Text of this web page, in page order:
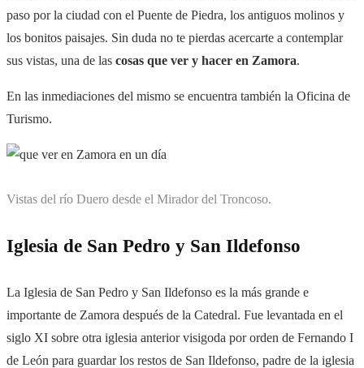
paso por la ciudad con el Puente de Piedra, los antiguos molinos y
los bonitos paisajes. Sin duda no te pierdas acercarte a contemplar
sus vistas, una de las cosas que ver y hacer en Zamora.
En las inmediaciones del mismo se encuentra también la Oficina de
Turismo.
Vistas del río Duero desde el Mirador del Troncoso.
Iglesia de San Pedro y San Ildefonso
La Iglesia de San Pedro y San Ildefonso es la más grande e
importante de Zamora después de la Catedral. Fue levantada en el
siglo XI sobre otra iglesia anterior visigoda por orden de Fernando I
de León para guardar los restos de San Ildefonso, padre de la iglesia